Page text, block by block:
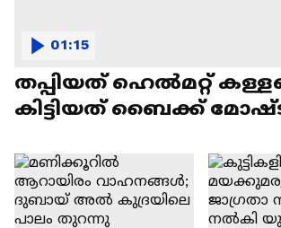
തപ്പിയത് ഹെൽമറ്റ്
കിട്ടിയത് ബൈക്ക്
01:15